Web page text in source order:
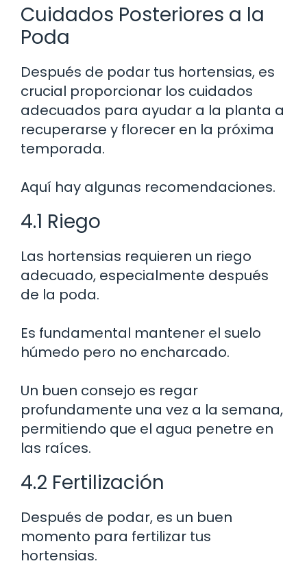
Cuidados Posteriores a la
Poda
Después de podar tus hortensias, es
crucial proporcionar los cuidados
adecuados para ayudar a la planta a
recuperarse y florecer en la próxima
temporada.
Aquí hay algunas recomendaciones.
4.1 Riego
Las hortensias requieren un riego
adecuado, especialmente después
de la poda.
Es fundamental mantener el suelo
húmedo pero no encharcado.
Un buen consejo es regar
profundamente una vez a la semana,
permitiendo que el agua penetre en
las raíces.
4.2 Fertilización
Después de podar, es un buen
momento para fertilizar tus
hortensias.